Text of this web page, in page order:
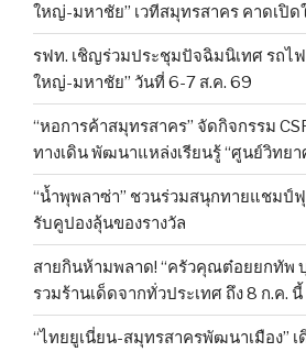
ใหญ่-มหาชัย” เวทีสมุทรสาคร คาดเปิด
รฟท. เชิญร่วมประชุมปัจฉิมนิเทศ รถไฟ
ใหญ่-มหาชัย” วันที่ 6-7 ส.ค. 69
“หอการค้าสมุทรสาคร” จัดกิจกรรม
ทางเดิน พัฒนาแหล่งเรียนรู้ “ศูนย์วิทย
“น้ำพุพลาซ่า” ชวนร่วมสนุกทายแชมป์
รับคูปองลุ้นของรางวัล
สายกินห้ามพลาด! “ครัวคุณต๋อยยกทัพ
รวมร้านเด็ดจากทั่วประเทศ ถึง 8 ก.ค. นี้
“ไทยยูเนี่ยน-สมุทรสาครพัฒนาเมือง”